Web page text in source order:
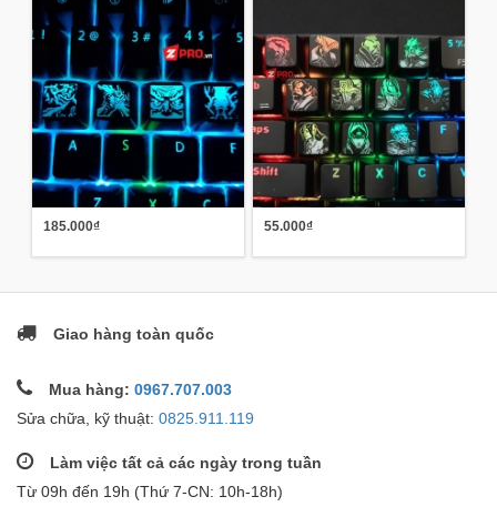
185.000₫ 55.000₫
Giao hàng toàn quốc
Mua hàng: 0967.707.003
Sửa chữa, kỹ thuật: 0825.911.119
Làm việc tất cả các ngày trong tuần
Từ 09h đến 19h (Thứ 7-CN: 10h-18h)